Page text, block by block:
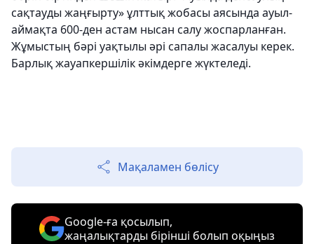
сақтауды жаңғырту» ұлттық жобасы аясында ауыл-
аймақта 600-ден астам нысан салу жоспарланған.
Жұмыстың бәрі уақтылы әрі сапалы жасалуы керек.
Барлық жауапкершілік әкімдерге жүктеледі.
Мақаламен бөлісу
Google-ға қосылып,
жаңалықтарды бірінші болып оқыңыз